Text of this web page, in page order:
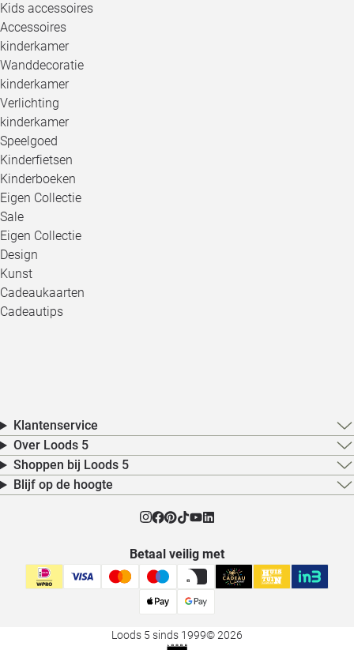
Kids accessoires
Accessoires
kinderkamer
Wanddecoratie
kinderkamer
Verlichting
kinderkamer
Speelgoed
Kinderfietsen
Kinderboeken
Eigen Collectie
Sale
Eigen Collectie
Design
Kunst
Cadeaukaarten
Cadeautips
Klantenservice
Over Loods 5
Shoppen bij Loods 5
Blijf op de hoogte
Betaal veilig met
Loods 5 sinds 1999© 2026